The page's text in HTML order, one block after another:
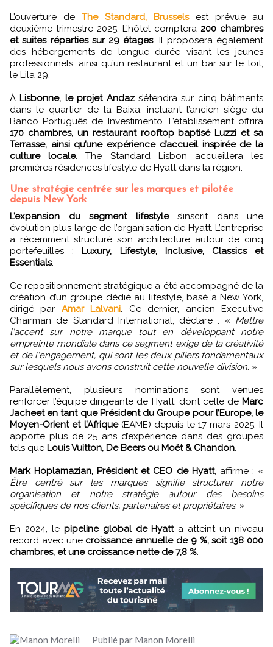
L’ouverture de The Standard, Brusselsest prévue au
deuxième trimestre 2025. L’hôtel comptera 200 chambres
et suites réparties sur 29 étages. Il proposera également
des hébergements de longue durée visant les jeunes
professionnels, ainsi qu’un restaurant et un bar sur le toit,
le Lila 29.
À Lisbonne, le projet Andazs’étendra sur cinq bâtiments
dans le quartier de la Baixa, incluant l’ancien siège du
Banco Português de Investimento. L’établissement offrira
170 chambres, un restaurant rooftop baptisé Luzzi et sa
Terrasse, ainsi qu’une expérience d’accueil inspirée de la
culture locale. The Standard Lisbon accueillera les
premières résidences lifestyle de Hyatt dans la région.
Une stratégie centrée sur les marques et pilotée
depuis New York
L’expansion du segment lifestyles’inscrit dans une
évolution plus large de l’organisation de Hyatt. L’entreprise
a récemment structuré son architecture autour de cinq
portefeuilles : Luxury, Lifestyle, Inclusive, Classics et
Essentials.
Ce repositionnement stratégique a été accompagné de la
création d’un groupe dédié au lifestyle, basé à New York,
dirigé par Amar Lalvani. Ce dernier, ancien Executive
Chairman de Standard International, déclare : « Mettre
l'accent sur notre marque tout en développant notre
empreinte mondiale dans ce segment exige de la créativité
et de l'engagement, qui sont les deux piliers fondamentaux
sur lesquels nous avons construit cette nouvelle division. »
Parallèlement, plusieurs nominations sont venues
renforcer l’équipe dirigeante de Hyatt, dont celle de Marc
Jacheet en tant que Président du Groupe pour l’Europe, le
Moyen-Orient et l’Afrique(EAME) depuis le 17 mars 2025. Il
apporte plus de 25 ans d’expérience dans des groupes
tels que Louis Vuitton, De Beers ou Moët & Chandon.
Mark Hoplamazian, Président et CEO de Hyatt, affirme : «
Être centré sur les marques signifie structurer notre
organisation et notre stratégie autour des besoins
spécifiques de nos clients, partenaires et propriétaires. »
En 2024, le pipeline global de Hyatta atteint un niveau
record avec une croissance annuelle de 9 %, soit 138 000
chambres, et une croissance nette de 7,8 %.
Publié par Manon Morelli